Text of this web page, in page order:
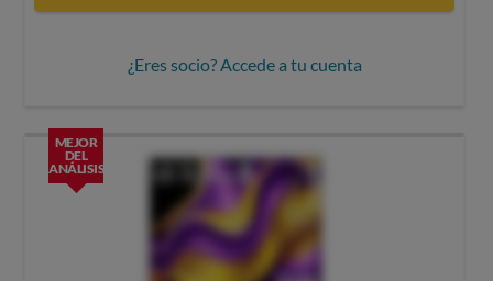
¿Eres socio? Accede a tu cuenta
MEJOR
DEL
ANÁLISIS